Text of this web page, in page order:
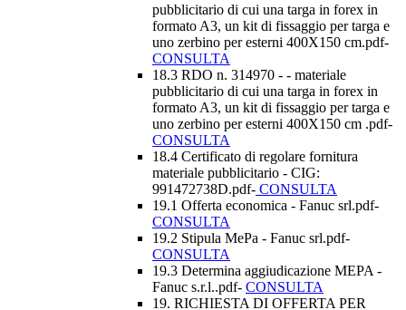
pubblicitario di cui una targa in forex in
formato A3, un kit di fissaggio per targa e
uno zerbino per esterni 400X150 cm.pdf-
CONSULTA
18.3 RDO n. 314970 - - materiale
pubblicitario di cui una targa in forex in
formato A3, un kit di fissaggio per targa e
uno zerbino per esterni 400X150 cm .pdf-
CONSULTA
18.4 Certificato di regolare fornitura
materiale pubblicitario - CIG:
991472738D.pdf- CONSULTA
19.1 Offerta economica - Fanuc srl.pdf-
CONSULTA
19.2 Stipula MePa - Fanuc srl.pdf-
CONSULTA
19.3 Determina aggiudicazione MEPA -
Fanuc s.r.l..pdf- CONSULTA
19. RICHIESTA DI OFFERTA PER